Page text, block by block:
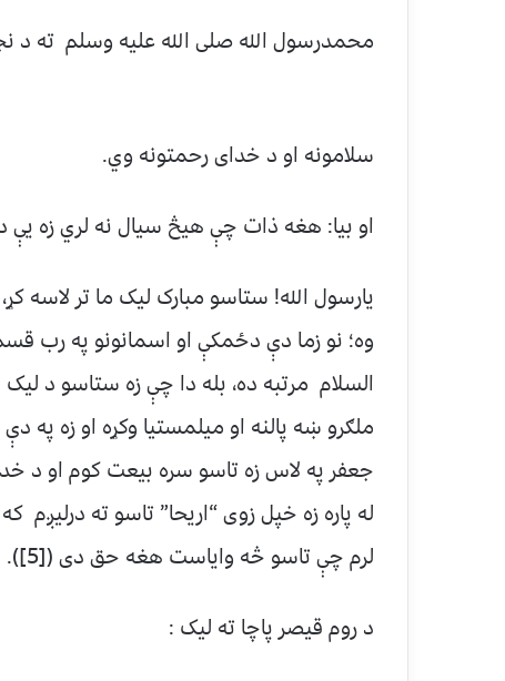
محمدرسول الله صلی الله عليه وسلم ته د
په
سلامونه او د خداى رحمتونه وي.
او بيا: هغه ذات چې هيڅ سيال نه لري زه يې
يارسول الله! ستاسو مبارک ليک ما تر لاسه
وه؛ نو زما دې دځمکې او اسمانونو په رب
السلام مرتبه ده، بله دا چې زه ستاسو د
ملګرو ښه پالنه او ميلمستيا وکړه او زه په
جعفر په لاس زه تاسو سره بيعت کوم او د
له پاره زه خپل زوى “اريحا” تاسو ته درليږم
لرم چې تاسو څه واياست هغه حق دى ([5]).
د روم قيصر پاچا ته ليک :